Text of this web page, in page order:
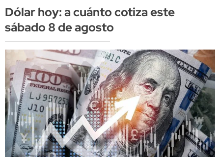
Dólar hoy: a cuánto cotiza este
sábado 8 de agosto